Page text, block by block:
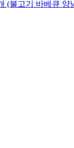
(불고기 바베큐 양